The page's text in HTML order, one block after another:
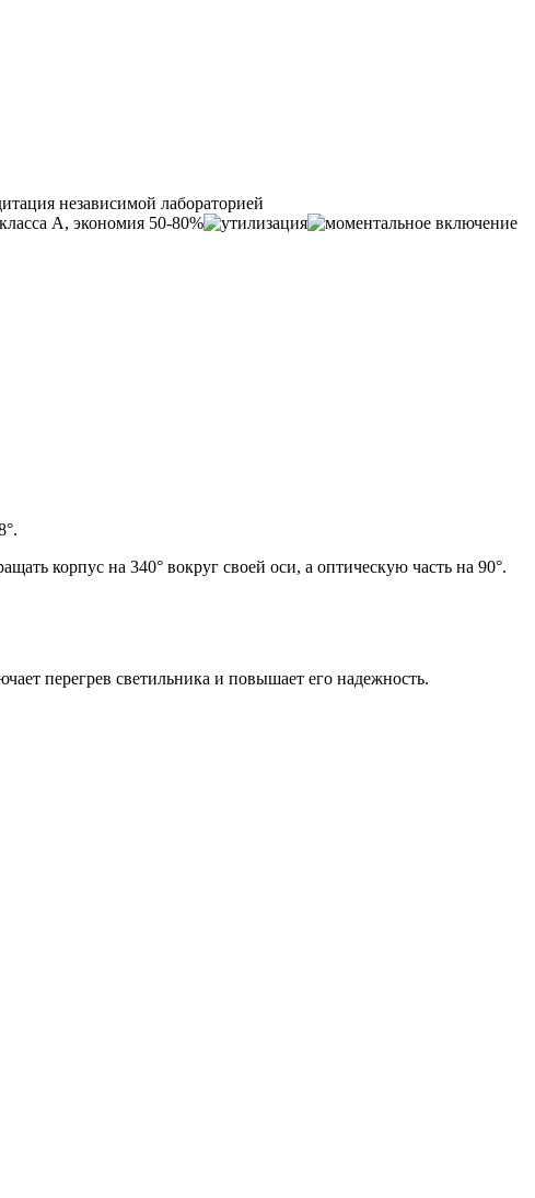
корпус на 340° вокруг своей оси, а оптическую часть на 90°.
перегрев светильника и повышает его надежность.